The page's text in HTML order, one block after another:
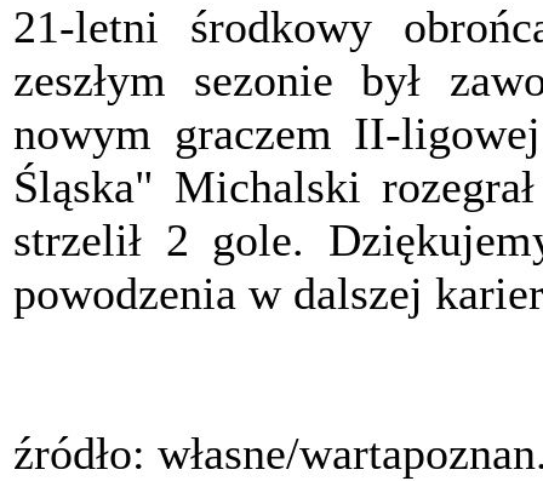
21-letni środkowy
zeszłym sezonie był
nowym graczem II-
Śląska" Michalski
strzelił 2 gole.
powodzenia w dalszej
źródło: własne/